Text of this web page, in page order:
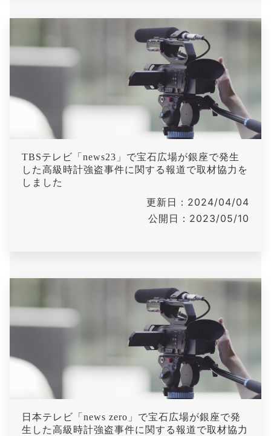
TBSテレビ「news23」で宝石広場が銀座で発生
した高級時計強盗事件に関する報道で取材協力を
しました
更新日：2024/04/04
公開日：2023/05/10
日本テレビ「news zero」で宝石広場が銀座で発
生した高級時計強盗事件に関する報道で取材協力